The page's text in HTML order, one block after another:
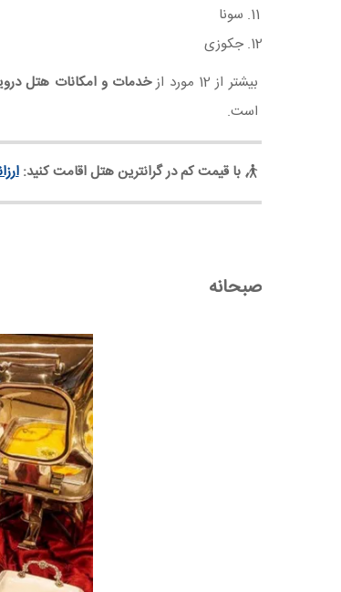
سونا
جکوزی
بیشتر از 12 مورد از
خدمات و امکانات هتل
است.
با قیمت کم در گرانترین هتل اقامت کنید:
صبحانه